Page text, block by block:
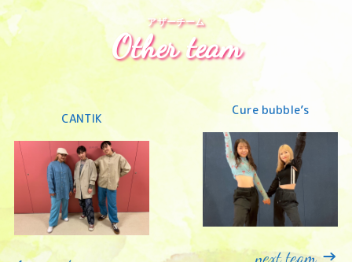
Other team
アザーチーム
CANTIK
Cure bubble’s
next team→